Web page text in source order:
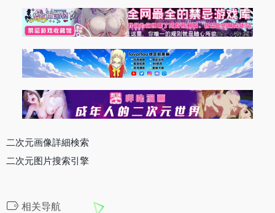
二次元画像詳細検索
二次元图片搜索引擎
相关导航